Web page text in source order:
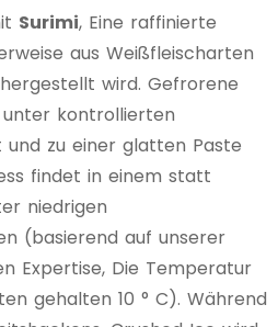
Surimi, Eine raffinierte
aus Weißfleischarten
wird. Gefrorene
kontrollierten
und zu einer glatten Paste
findet in einem statt
niedrigen
(basierend auf unserer
Expertise, Die Temperatur
gehalten 10 ° C). Während